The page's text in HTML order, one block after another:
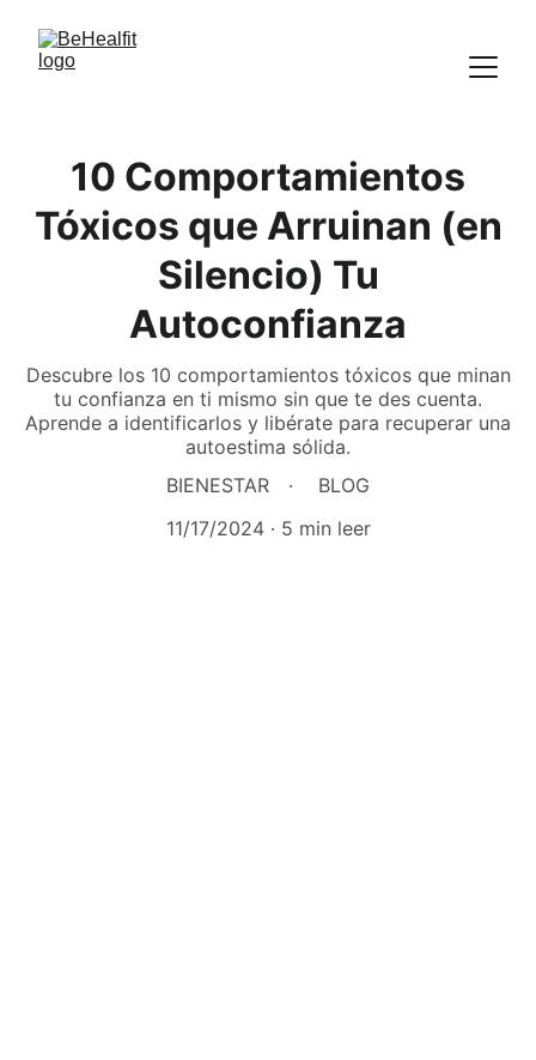
10 Comportamientos
Tóxicos que Arruinan (en
Silencio) Tu
Autoconfianza
Descubre los 10 comportamientos tóxicos que minan
tu confianza en ti mismo sin que te des cuenta.
Aprende a identificarlos y libérate para recuperar una
autoestima sólida.
BIENESTAR
BLOG
11/17/2024
5 min leer